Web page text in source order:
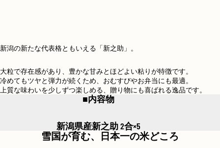
新潟の新たな代表格ともいえる「新之助」。
大粒で存在感があり、豊かな甘みとほどよい粘りが特徴です。
冷めてもツヤと弾力が続くため、おむすびやお弁当にも最適。
上質な味わいを少しずつ楽しめる、贈り物にも喜ばれる逸品です。
■内容物
新潟県産新之助 2合×5
雪国が育む、日本一の米どころ